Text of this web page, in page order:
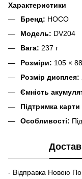
Характеристики
Бренд: HOCO
Модель: DV204
Вага: 237 г
Розміри: 105 ×
Розмір дисплея:
Ємність
Підтримка карти
Особливості:
- Відправка Новою